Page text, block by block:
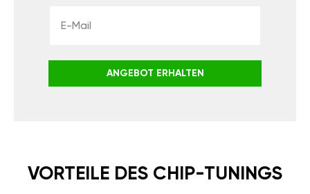
ANGEBOT ERHALTEN
VORTEILE DES CHIP-TUNINGS